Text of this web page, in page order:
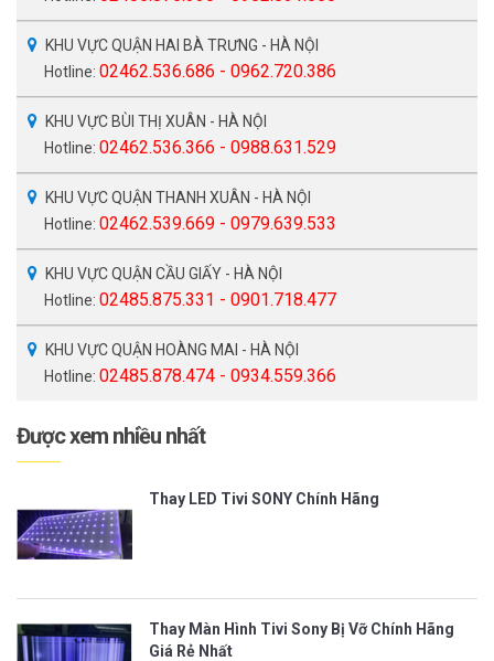
KHU VỰC QUẬN HAI BÀ TRƯNG - HÀ NỘI
Hotline: 02462.536.686 - 0962.720.386
KHU VỰC BÙI THỊ XUÂN - HÀ NỘI
Hotline: 02462.536.366 - 0988.631.529
KHU VỰC QUẬN THANH XUÂN - HÀ NỘI
Hotline: 02462.539.669 - 0979.639.533
KHU VỰC QUẬN CẦU GIẤY - HÀ NỘI
Hotline: 02485.875.331 - 0901.718.477
KHU VỰC QUẬN HOÀNG MAI - HÀ NỘI
Hotline: 02485.878.474 - 0934.559.366
Được xem nhiều nhất
Thay LED Tivi SONY Chính Hãng
Thay Màn Hình Tivi Sony Bị Vỡ Chính Hãng
Giá Rẻ Nhất